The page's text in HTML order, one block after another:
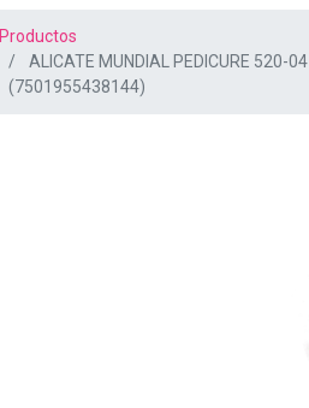
Productos
ALICATE MUNDIAL PEDICURE 520-04
(7501955438144)